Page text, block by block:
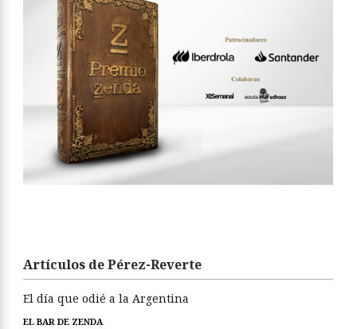
Artículos de Pérez-Reverte
El día que odié a la Argentina
EL BAR DE ZENDA